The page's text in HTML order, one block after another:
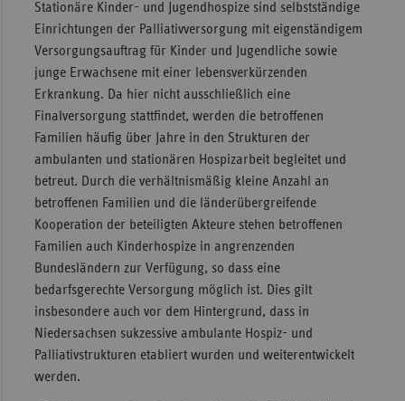
Stationäre Kinder- und Jugendhospize sind selbstständige
Einrichtungen der Palliativversorgung mit eigenständigem
Versorgungsauftrag für Kinder und Jugendliche sowie
junge Erwachsene mit einer lebensverkürzenden
Erkrankung. Da hier nicht ausschließlich eine
Finalversorgung stattfindet, werden die betroffenen
Familien häufig über Jahre in den Strukturen der
ambulanten und stationären Hospizarbeit begleitet und
betreut. Durch die verhältnismäßig kleine Anzahl an
betroffenen Familien und die länderübergreifende
Kooperation der beteiligten Akteure stehen betroffenen
Familien auch Kinderhospize in angrenzenden
Bundesländern zur Verfügung, so dass eine
bedarfsgerechte Versorgung möglich ist. Dies gilt
insbesondere auch vor dem Hintergrund, dass in
Niedersachsen sukzessive ambulante Hospiz- und
Palliativstrukturen etabliert wurden und weiterentwickelt
werden.